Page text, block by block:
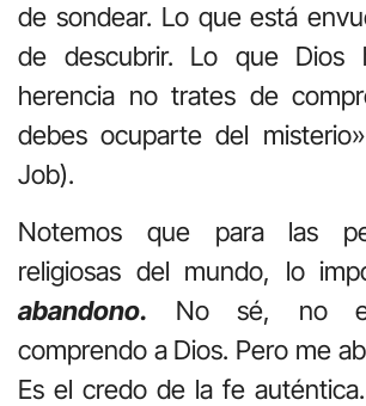
de sondear. Lo que está
de descubrir. Lo que Dios
herencia no trates de
debes ocuparte del
Job).
Notemos que para las
religiosas del mundo, lo
abandono. No sé, no
comprendo a Dios. Pero me
Es el credo de la fe